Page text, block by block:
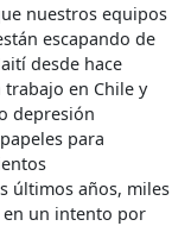
nuestros equipos
escapando de
desde hace
en Chile y
depresión
para
últimos años, miles
en un intento por